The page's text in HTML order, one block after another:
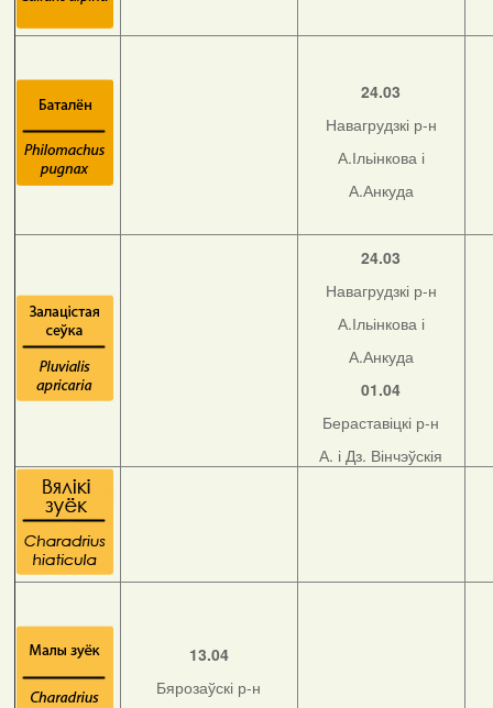
24.03
Навагрудзкі р-н
А.Ільінкова і
А.Анкуда
24.03
Навагрудзкі р-н
А.Ільінкова і
А.Анкуда
01.04
Бераставіцкі р-н
А. і Дз. Вінчэўскія
13.04
Бярозаўскі р-н